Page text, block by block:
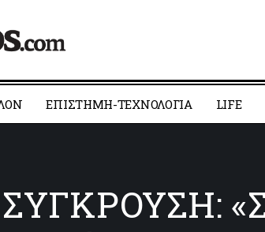
ΕΠΙΣΤΗΜΗ-ΤΕΧΝΟΛΟΓΙΑ LIFE